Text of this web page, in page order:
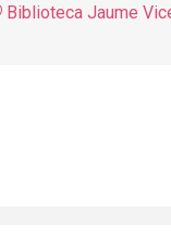
Biblioteca Jaume